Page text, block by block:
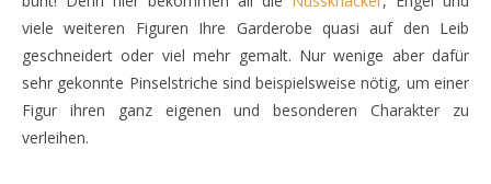
viele weiteren Figuren Ihre Garderobe quasi auf den Leib
geschneidert oder viel mehr gemalt. Nur wenige aber dafür
sehr gekonnte Pinselstriche sind beispielsweise nötig, um einer
Figur ihren ganz eigenen und besonderen Charakter zu
verleihen.